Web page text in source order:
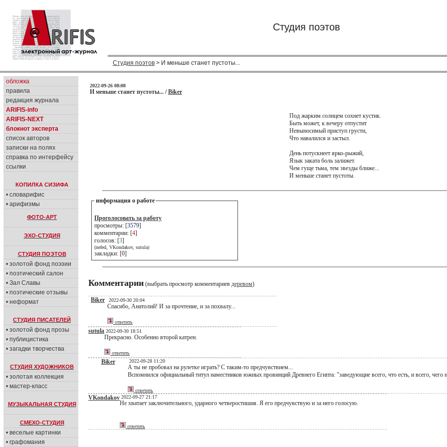
Студия поэтов
Студия поэтов > И меньше станет пустоты...
обложка
правила
редакция журнала
ARIFIS-info
ARIFIS-NEXT
блокнот эксперта
список авторов
записки на полях
справка по интерфейсу
ссылки
КОПИЛКА СИЗИФА
• словарифис
• арифизмы
ФОТО-АРТ
ЭХО-СТУДИЯ
СТУДИЯ ПОЭТОВ
• золотой фонд поэзии
• поэтический салон
• Зал Славы
• поэтические отзывы
• неформат
СТУДИЯ ПИСАТЕЛЕЙ
• золотой фонд прозы
• публицистика
• загадки творчества
СТУДИЯ ХУДОЖНИКОВ
• золотая коллекция
• мастер-класс
МУЗЫКАЛЬНАЯ СТУДИЯ
СМЕХО-СТУДИЯ
• веселые картинки
• графомания
2022-09-26 08:08
И меньше станет пустоты... /Biker
Под жарким солнцем сохнет кустик.
Быть может, к вечеру отпустит
Невыносимый приступ грусти,
Что навалился и застыл.
День потускнеет ярко-рыжий,
Язык заката боль залижет.
Чем гуще тьма, тем звезды ближе...
И меньше станет пустоты.
информация о работе
Проголосовать за работу
просмотры: [3579]
комментарии: [4]
голосов: [3]
(nefed, VKondakov, sutula)
закладки: [0]
Комментарии (выбрать просмотр комментариев деревом)
Biker 2022-09-30 20:04
Спасибо, Анатолий! И за прочтение, и за похвалу...
ответить
sutula 2022-09-30 18:51
Прекрасно. Особенно второй катрен.
ответить
Biker 2022-09-28 11:20
А ты не пробовал на рулетке играть? С таким-то предчувствием...
Вспомнился официальный титул наместников южных провинций Древнего Египта: "заведующие всего, что есть, и всего, чего
ответить
VKondakov 2022-09-27 21:17
Не хватает заключительного, ударного четверостишия. Я его предчувствую и за него голосую.
ответить